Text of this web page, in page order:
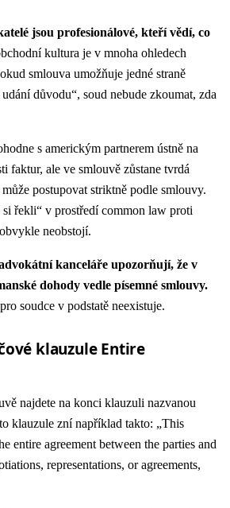
jsou profesionálové, kteří vědí, co
kultura je v mnoha ohledech
smlouva umožňuje jedné straně
důvodu“, soud nebude zkoumat, zda
s americkým partnerem ústně na
faktur, ale ve smlouvě zůstane tvrdá
postupovat striktně podle smlouvy.
řekli“ v prostředí common law proti
neobstojí.
kanceláře upozorňují, že v
dohody vedle písemné smlouvy.
soudce v podstatě neexistuje.
klauzule Entire
najdete na konci klauzuli nazvanou
klauzule zní například takto: „This
entire agreement between the parties and
representations, or agreements,